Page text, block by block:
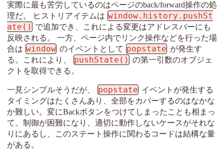
実際に最も苦労しているのはページのback/forward操作の処
理だ。 ヒストリアイテムは window.history.pushSt
ate() で追加でき、これによる変更はアドレスバーにも
反映される。 一方、ページ内でリンク操作などを行った場
合は window のイベントとして popstate が発生す
る。これにより、
pushState() の第一引数のオブジェ
クトを取得できる。
一見シンプルそうだが、 popstate イベントが発生する
タイミングはたくさんあり、全部をカバーするのはなかな
か難しい。変にBackボタンをつけてしまったことも相まっ
て、制御が困難になり、適切に動作しないケースがそれな
りにあるし、このステート操作に関わるコードは結構な量
がある。